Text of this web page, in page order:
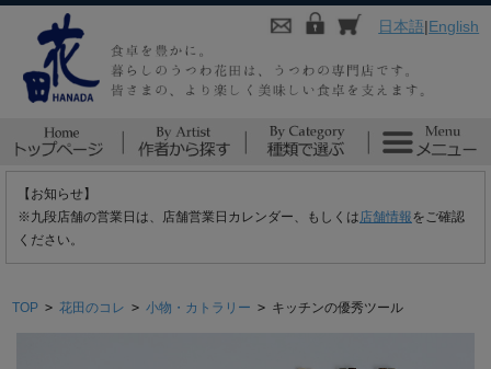
日本語|English
【お知らせ】
※九段店舗の営業日は、店舗営業日カレンダー、もしくは 店舗情報をご確認
ください。
TOP > 花田のコレ > 小物・カトラリー > キッチンの優秀ツール